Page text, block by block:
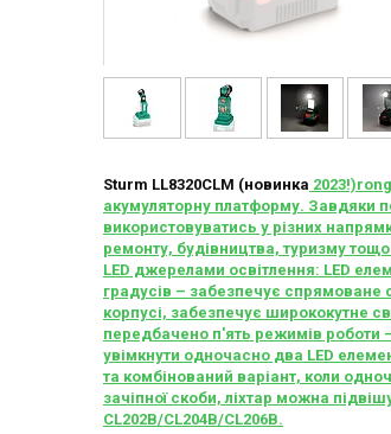
Sturm LL8320CLM (новинка
акумуляторну платформу. Завдяки
використовуватись у різних
ремонту, будівництва, туризму
LED джерелами освітлення: LED
градусів – забезпечує спрямоване
корпусі, забезпечує ширококутне
передбачено п'ять режимів роботи
увімкнути одночасно два LED
та комбінований варіант, коли
зачіпної скоби, ліхтар можна
CL202B/CL204B/CL206B.